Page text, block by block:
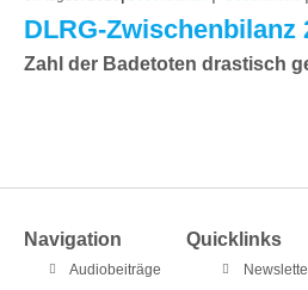
DLRG-Zwischenbilanz
Zahl der Badetoten drastisch
Navigation
Audiobeiträge
Quicklinks